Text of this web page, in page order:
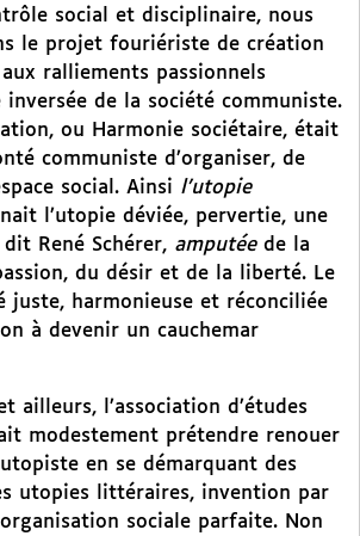
social et disciplinaire, nous
le projet fouriériste de création
ralliements passionnels
inversée de la société communiste.
ou Harmonie sociétaire, était
communiste d’organiser, de
social. Ainsi l’utopie
l’utopie déviée, pervertie, une
René Schérer, amputéede la
du désir et de la liberté. Le
juste, harmonieuse et réconciliée
à devenir un cauchemar
ailleurs, l’association d’études
modestement prétendre renouer
en se démarquant des
utopies littéraires, invention par
sociale parfaite. Non